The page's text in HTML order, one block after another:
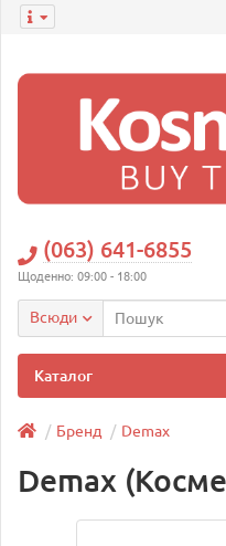
(063) 641-6855
Щоденно: 09:00 - 18:00
Всюди
Каталог
Бренд Demax
Demax